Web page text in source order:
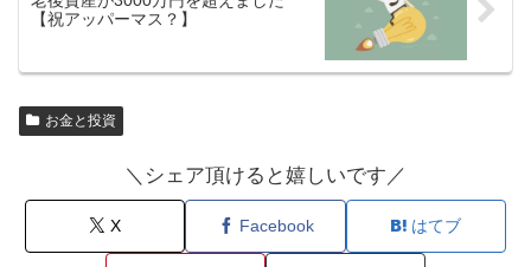
【祝アッパーマス？】
お金と投資
＼シェア頂けると嬉しいです／
X Facebook はてブ